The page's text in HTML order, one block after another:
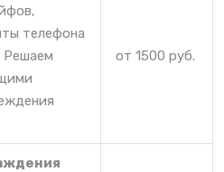
телефона
Решаем
от 1500 руб.